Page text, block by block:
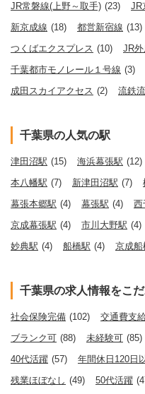
JR常磐線(上野～取手) (23) JR
新京成線 (18) 都営新宿線 (13)
つくばエクスプレス (10) JR
千葉都市モノレール１号線 (3)
成田スカイアクセス (2) 流鉄
千葉県の人気の駅
津田沼駅 (15) 海浜幕張駅 (12)
本八幡駅 (7) 新津田沼駅 (7)
幕張本郷駅 (4) 幕張駅 (4) 西
京成幕張駅 (4) 市川大野駅 (4)
妙典駅 (4) 船橋駅 (4) 京成船
千葉県の求人情報をこ
社会保険完備 (102) 交通費支
ブランク可 (88) 未経験可 (85)
40代活躍 (57) 年間休日120日
残業ほぼなし (49) 50代活躍